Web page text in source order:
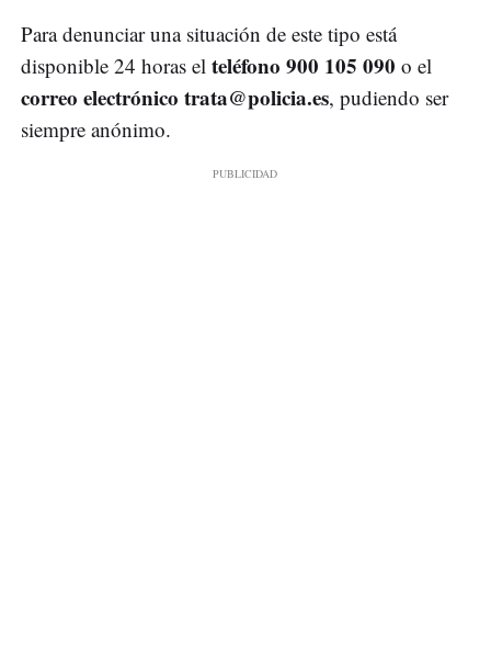
Para denunciar una situación de este tipo está
disponible 24 horas el teléfono 900 105 090 o el
correo electrónico trata@policia.es, pudiendo ser
siempre anónimo.